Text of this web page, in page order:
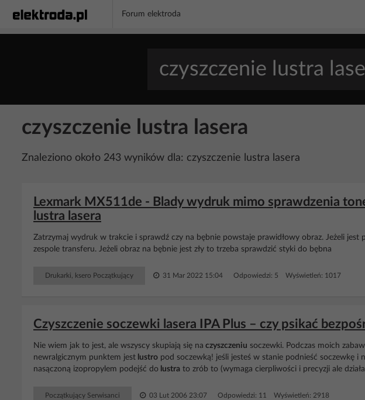
Forum elektroda
czyszczenie lustra lasera
Znaleziono około 243 wyników dla: czyszczenie lustra lasera
Lexmark MX511de - Blady wydruk mimo sprawdzenia
lustra lasera
Zatrzymaj wydruk w trakcie i sprawdź czy na bębnie powstaje prawidłowy obraz. Jeżeli jest
zespole transferu. Jeżeli obraz na bębnie jest zły to trzeba sprawdzić styki do bębna
Drukarki, ksero Początkujący 31 Mar 2022 15:04 Odpowiedzi: 5 Wyświetleń: 1017
Czyszczenie soczewki lasera IPA Plus – czy psikać
Nie wiem jak to jest, ale wszyscy skupiają się na czyszczeniu soczewki. Podczas moich
newralgicznym punktem jest lustro pod soczewką! jeśli jesteś w stanie podnieść soczewkę i
nasączoną izopropylem podejść do lustra to zrób to (wymaga cierpliwości i precyzji ale
Początkujący Serwisanci 03 Lut 2006 23:07 Odpowiedzi: 11 Wyświetleń: 2918